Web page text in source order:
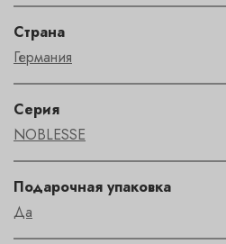
Страна
Германия
Серия
NOBLESSE
Подарочная упаковка
Да